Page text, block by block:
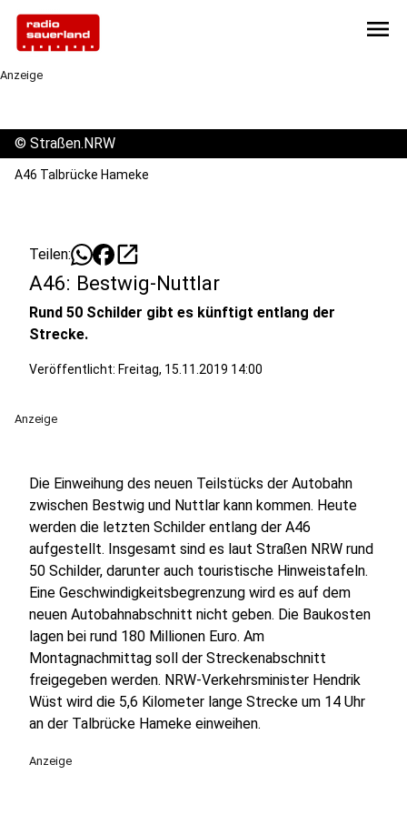
menu
Anzeige
© Straßen.NRW
A46 Talbrücke Hameke
Teilen: open_in_new
A46: Bestwig-Nuttlar
Rund 50 Schilder gibt es künftigt entlang der
Strecke.
Veröffentlicht: Freitag, 15.11.2019 14:00
Anzeige
Die Einweihung des neuen Teilstücks der Autobahn
zwischen Bestwig und Nuttlar kann kommen. Heute
werden die letzten Schilder entlang der A46
aufgestellt. Insgesamt sind es laut Straßen NRW rund
50 Schilder, darunter auch touristische Hinweistafeln.
Eine Geschwindigkeitsbegrenzung wird es auf dem
neuen Autobahnabschnitt nicht geben. Die Baukosten
lagen bei rund 180 Millionen Euro. Am
Montagnachmittag soll der Streckenabschnitt
freigegeben werden. NRW-Verkehrsminister Hendrik
Wüst wird die 5,6 Kilometer lange Strecke um 14 Uhr
an der Talbrücke Hameke einweihen.
Anzeige